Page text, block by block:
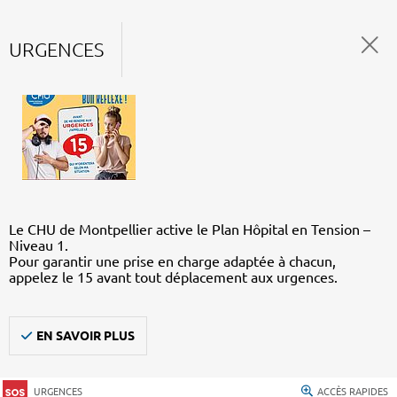
URGENCES
Le CHU de Montpellier active le Plan Hôpital en Tension –
Niveau 1.
Pour garantir une prise en charge adaptée à chacun,
appelez le 15 avant tout déplacement aux urgences.
EN SAVOIR PLUS
URGENCES ACCÈS RAPIDES